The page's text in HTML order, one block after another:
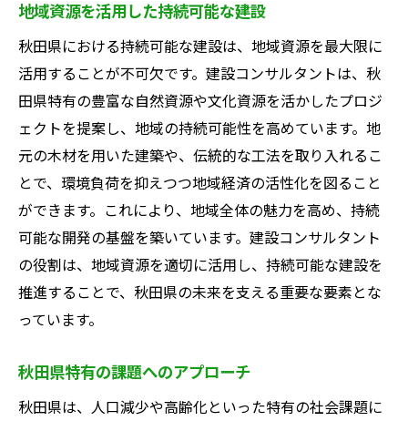
地域資源を活用した持続可能な建設
秋田県における持続可能な建設は、地域資源を最大限に
活用することが不可欠です。建設コンサルタントは、秋
田県特有の豊富な自然資源や文化資源を活かしたプロジ
ェクトを提案し、地域の持続可能性を高めています。地
元の木材を用いた建築や、伝統的な工法を取り入れるこ
とで、環境負荷を抑えつつ地域経済の活性化を図ること
ができます。これにより、地域全体の魅力を高め、持続
可能な開発の基盤を築いています。建設コンサルタント
の役割は、地域資源を適切に活用し、持続可能な建設を
推進することで、秋田県の未来を支える重要な要素とな
っています。
秋田県特有の課題へのアプローチ
秋田県は、人口減少や高齢化といった特有の社会課題に